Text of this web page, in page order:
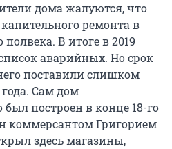
дома жалуются, что
ремонта в
В итоге в 2019
аварийных. Но срок
поставили слишком
Сам дом
построен в конце 18-го
коммерсантом Григорием
здесь магазины,